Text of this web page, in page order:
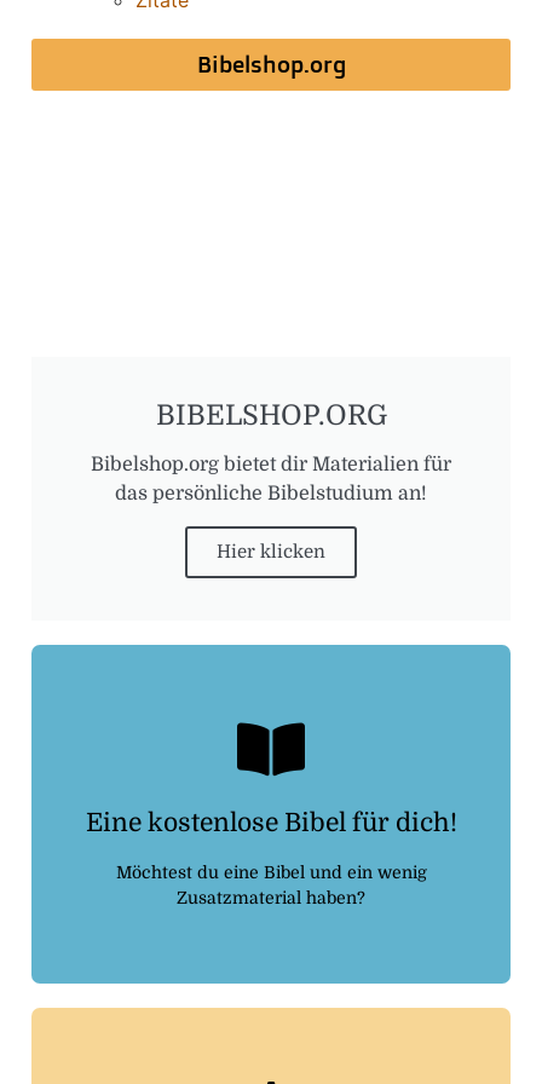
Bibelshop.org
BIBELSHOP.ORG
Bibelshop.org bietet dir Materialien für
das persönliche Bibelstudium an!
Hier klicken
Eine kostenlose Bibel für dich!
Möchtest du eine Bibel und ein wenig
Zusatzmaterial haben?